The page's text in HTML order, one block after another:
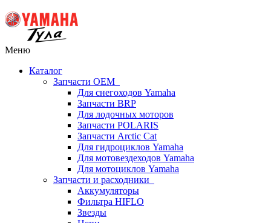
Меню
Каталог
Запчасти OEM
Для снегоходов Yamaha
Запчасти BRP
Для лодочных моторов
Запчасти POLARIS
Запчасти Arctic Cat
Для гидроциклов Yamaha
Для мотовездеходов Yamaha
Для мотоциклов Yamaha
Запчасти и расходники
Аккумуляторы
Фильтра HIFLO
Звезды